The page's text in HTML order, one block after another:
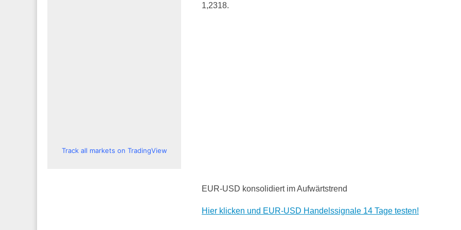
1,2318.
EUR-USD konsolidiert im Aufwärtstrend
Hier klicken und EUR-USD Handelssignale 14 Tage testen!
Track all markets on TradingView